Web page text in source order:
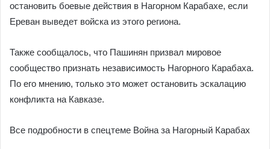
остановить боевые действия в Нагорном Карабахе, если
Ереван выведет войска из этого региона.
Также сообщалось, что Пашинян призвал мировое
сообщество признать независимость Нагорного Карабаха.
По его мнению, только это может остановить эскалацию
конфликта на Кавказе.
Все подробности в спецтеме Война за Нагорный Карабах